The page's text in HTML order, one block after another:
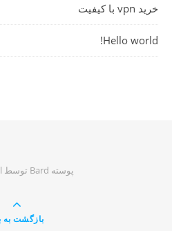
خرید vpn با کیفیت
Hello world!
پوسته Bard توسط
بازگشت به